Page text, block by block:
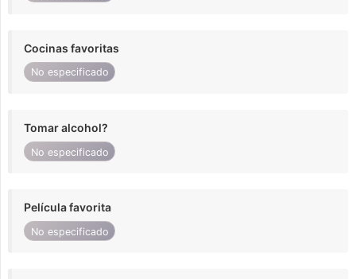
Cocinas favoritas
No especificado
Tomar alcohol?
No especificado
Película favorita
No especificado